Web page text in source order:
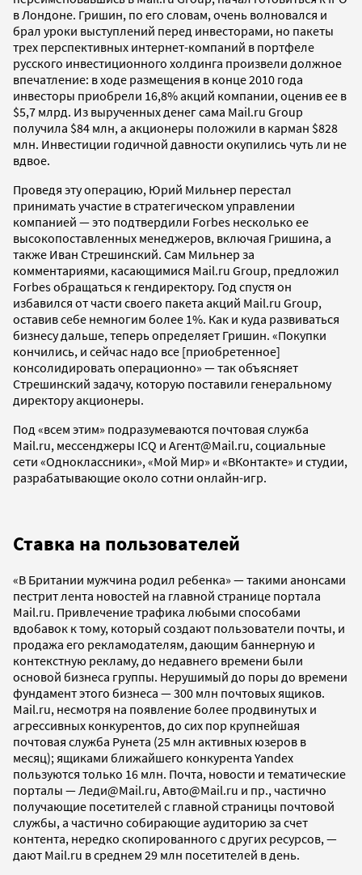
в Лондоне. Гришин, по его словам, очень волновался и
брал уроки выступлений перед инвесторами, но пакеты
трех перспективных интернет-компаний в портфеле
русского инвестиционного холдинга произвели должное
впечатление: в ходе размещения в конце 2010 года
инвесторы приобрели 16,8% акций компании, оценив ее в
$5,7 млрд. Из вырученных денег сама Mail.ru Group
получила $84 млн, а акционеры положили в карман $828
млн. Инвестиции годичной давности окупились чуть ли не
вдвое.
Проведя эту операцию, Юрий Мильнер перестал
принимать участие в стратегическом управлении
компанией — это подтвердили Forbes несколько ее
высокопоставленных менеджеров, включая Гришина, а
также Иван Стрешинский. Сам Мильнер за
комментариями, касающимися Mail.ru Group, предложил
Forbes обращаться к гендиректору. Год спустя он
избавился от части своего пакета акций Mail.ru Group,
оставив себе немногим более 1%. Как и куда развиваться
бизнесу дальше, теперь определяет Гришин. «Покупки
кончились, и сейчас надо все [приобретенное]
консолидировать операционно» — так объясняет
Стрешинский задачу, которую поставили генеральному
директору акционеры.
Под «всем этим» подразумеваются почтовая служба
Mail.ru, мессенджеры ICQ и Агент@Mail.ru, социальные
сети «Одноклассники», «Мой Мир» и «ВКонтакте» и студии,
разрабатывающие около сотни онлайн-игр.
Ставка на пользователей
«В Британии мужчина родил ребенка» — такими анонсами
пестрит лента новостей на главной странице портала
Mail.ru. Привлечение трафика любыми способами
вдобавок к тому, который создают пользователи почты, и
продажа его рекламодателям, дающим баннерную и
контекстную рекламу, до недавнего времени были
основой бизнеса группы. Нерушимый до поры до времени
фундамент этого бизнеса — 300 млн почтовых ящиков.
Mail.ru, несмотря на появление более продвинутых и
агрессивных конкурентов, до сих пор крупнейшая
почтовая служба Рунета (25 млн активных юзеров в
месяц); ящиками ближайшего конкурента Yandex
пользуются только 16 млн. Почта, новости и тематические
порталы — Леди@Mail.ru, Авто@Mail.ru и пр., частично
получающие посетителей с главной страницы почтовой
службы, а частично собирающие аудиторию за счет
контента, нередко скопированного с других ресурсов, —
дают Mail.ru в среднем 29 млн посетителей в день.